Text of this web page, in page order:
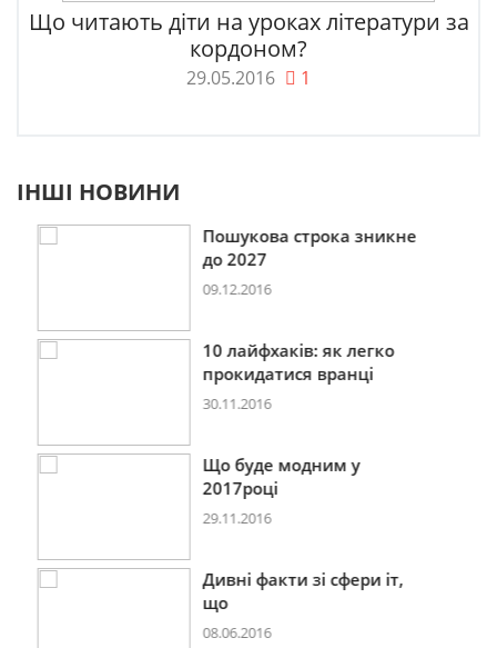
Що читають діти на уроках літератури за
кордоном?
29.05.2016 1
ІНШІ НОВИНИ
Пошукова строка зникне
до 2027
09.12.2016
10 лайфхаків: як легко
прокидатися вранці
30.11.2016
Що буде модним у
2017році
29.11.2016
Дивні факти зі сфери іт,
що
08.06.2016